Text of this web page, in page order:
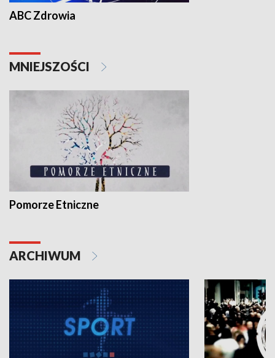
ABC Zdrowia
MNIEJSZOŚCI
Pomorze Etniczne
ARCHIWUM